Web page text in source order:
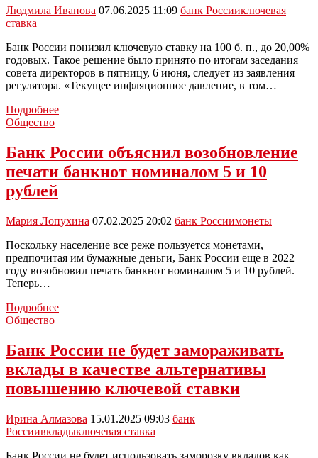
годовых
Людмила Иванова 07.06.2025 11:09 банк Россииключевая
ставка
Банк России понизил ключевую ставку на 100 б. п., до 20,00%
годовых. Такое решение было принято по итогам заседания
совета директоров в пятницу, 6 июня, следует из заявления
регулятора. «Текущее инфляционное давление, в том…
ПодробнееБанк
ключевую
ставку
до
Общество
Банк России объяснил возобновление
печати банкнот номиналом 5 и 10
рублей
Мария Лопухина 07.02.2025 20:02 банк Россиимонеты
Поскольку население все реже пользуется монетами,
предпочитая им бумажные деньги, Банк России еще в 2022
году возобновил печать банкнот номиналом 5 и 10 рублей.
Теперь…
ПодробнееБанк
возобновление
печати
банкнот
5
10
рублей
Общество
Банк России не будет замораживать
вклады в качестве альтернативы
повышению ключевой ставки
Ирина Алмазова 15.01.2025 09:03 банк
Россиивкладыключевая ставка
Банк России не будет использовать заморозку вкладов как